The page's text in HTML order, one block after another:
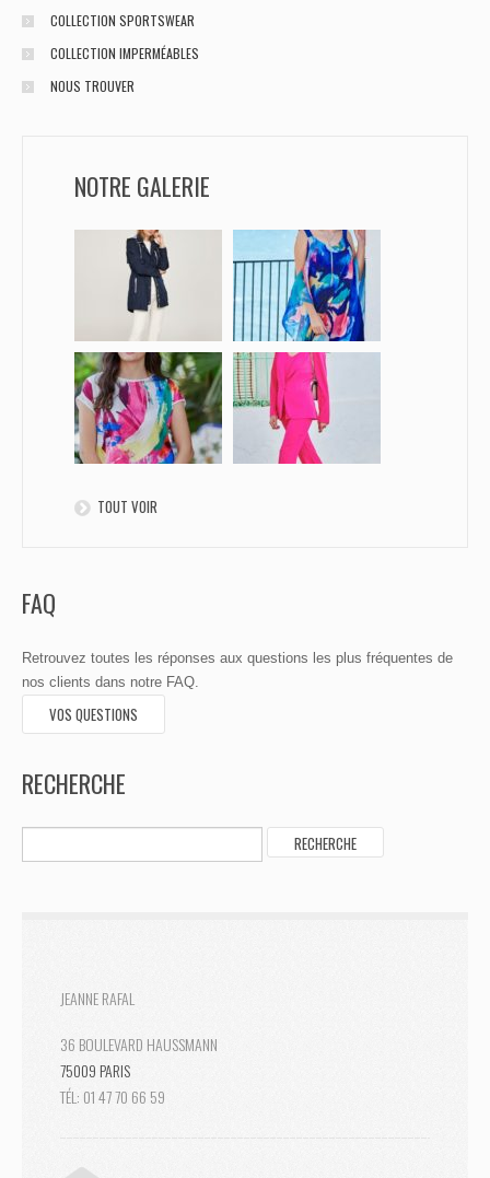
COLLECTION SPORTSWEAR
COLLECTION IMPERMÉABLES
NOUS TROUVER
NOTRE GALERIE
TOUT VOIR
FAQ
Retrouvez toutes les réponses aux questions les plus fréquentes de
nos clients dans notre FAQ.
VOS QUESTIONS
RECHERCHE
JEANNE RAFAL
36 BOULEVARD HAUSSMANN
75009 PARIS
TÉL: 01 47 70 66 59